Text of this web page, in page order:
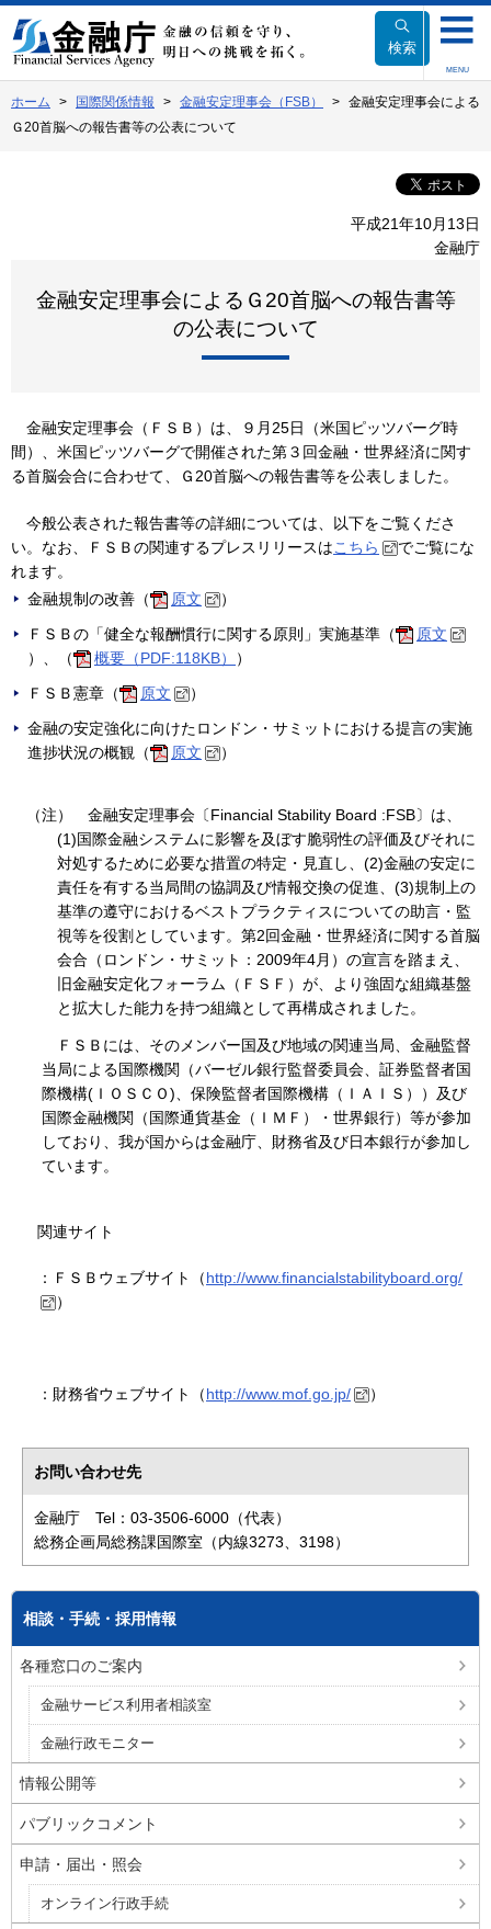
文
へ
動
検索
MENU
ホーム 国際関係情報 金融安定理事会（FSB）
金融安定理事会による
Ｇ20首脳への報告書等の公表について
平成21年10月13日
金融庁
金融安定理事会によるＧ20首脳への報告書等
の公表について
金融安定理事会（ＦＳＢ）は、９月25日（米国ピッツバーグ時
間）、米国ピッツバーグで開催された第３回金融・世界経済に関す
る首脳会合に合わせて、Ｇ20首脳への報告書等を公表しました。
今般公表された報告書等の詳細については、以下をご覧くださ
い。なお、ＦＳＢの関連するプレスリリースはこちら
でご覧にな
れます。
金融規制の改善（
原文
）
ＦＳＢの「健全な報酬慣行に関する原則」実施基準（
原文
）、（
概要（PDF:118KB）
）
ＦＳＢ憲章（
原文
）
金融の安定強化に向けたロンドン・サミットにおける提言の実施
進捗状況の概観（
原文 ）
（注）
金融安定理事会〔Financial Stability Board :FSB〕は、
(1)国際金融システムに影響を及ぼす脆弱性の評価及びそれに
対処するために必要な措置の特定・見直し、(2)金融の安定に
責任を有する当局間の協調及び情報交換の促進、(3)規制上の
基準の遵守におけるベストプラクティスについての助言・監
視等を役割としています。第2回金融・世界経済に関する首脳
会合（ロンドン・サミット：2009年4月）の宣言を踏まえ、
旧金融安定化フォーラム（ＦＳＦ）が、より強固な組織基盤
と拡大した能力を持つ組織として再構成されました。
ＦＳＢには、そのメンバー国及び地域の関連当局、金融監督
当局による国際機関（バーゼル銀行監督委員会、証券監督者国
際機構(ＩＯＳＣＯ)、保険監督者国際機構（ＩＡＩＳ））及び
国際金融機関（国際通貨基金（ＩＭＦ）・世界銀行）等が参加
しており、我が国からは金融庁、財務省及び日本銀行が参加し
ています。
関連サイト
：ＦＳＢウェブサイト（http://www.financialstabilityboard.org/
）
：財務省ウェブサイト（http://www.mof.go.jp/ ）
お問い合わせ先
金融庁 Tel：03-3506-6000（代表）
総務企画局総務課国際室（内線3273、3198）
相談・手続・採用情報
各種窓口のご案内
金融サービス利用者相談室
金融行政モニター
情報公開等
パブリックコメント
申請・届出・照会
オンライン行政手続